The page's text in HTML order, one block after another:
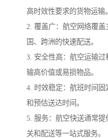
高时效性要求的货物运输。
2. 覆盖广：航空网络覆
国、跨洲的快速配送。
3. 安全性高：航空运输
输高价值或易损物品。
4. 时效稳定：航班时间
和预估送达时间。
5. 服务：航空快送通常
关和配送等一站式服务。